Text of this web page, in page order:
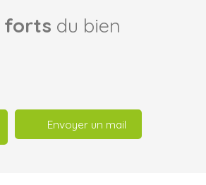
forts du bien
Envoyer un mail